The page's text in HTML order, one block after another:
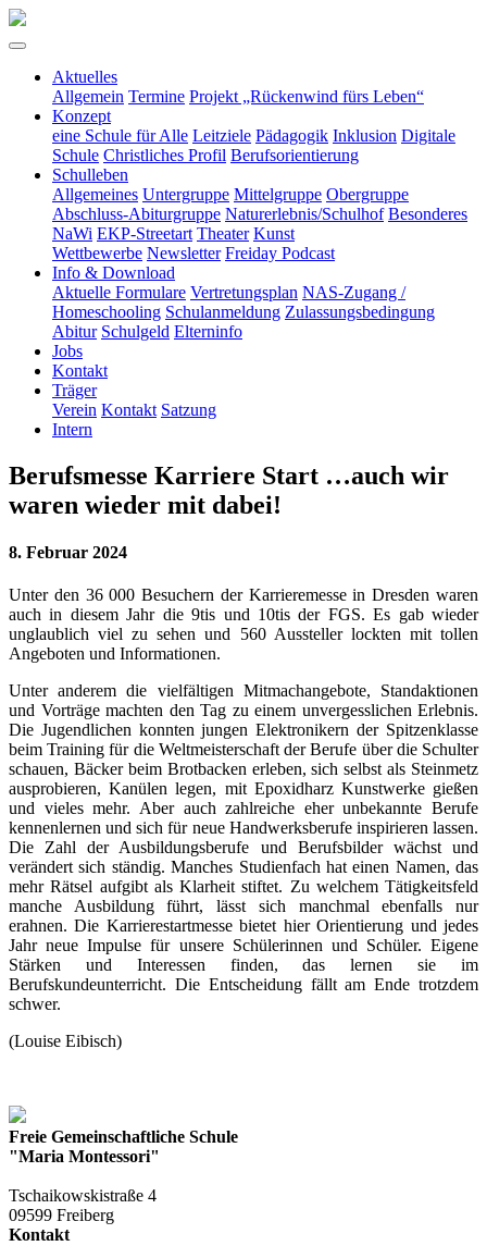
Aktuelles
Allgemein Termine Projekt „Rückenwind fürs Leben“
Konzept
eine Schule für Alle Leitziele Pädagogik Inklusion Digitale
Schule Christliches Profil Berufsorientierung
Schulleben
Allgemeines Untergruppe Mittelgruppe Obergruppe
Abschluss-Abiturgruppe Naturerlebnis/Schulhof Besonderes
NaWi EKP-Streetart Theater Kunst
Wettbewerbe Newsletter Freiday Podcast
Info & Download
Aktuelle Formulare Vertretungsplan NAS-Zugang /
Homeschooling Schulanmeldung Zulassungsbedingung
Abitur Schulgeld Elterninfo
Jobs
Kontakt
Träger
Verein Kontakt Satzung
Intern
Berufsmesse Karriere Start …auch wir
waren wieder mit dabei!
8. Februar 2024
Unter den 36 000 Besuchern der Karrieremesse in Dresden waren
auch in diesem Jahr die 9tis und 10tis der FGS. Es gab wieder
unglaublich viel zu sehen und 560 Aussteller lockten mit tollen
Angeboten und Informationen.
Unter anderem die vielfältigen Mitmachangebote, Standaktionen
und Vorträge machten den Tag zu einem unvergesslichen Erlebnis.
Die Jugendlichen konnten jungen Elektronikern der Spitzenklasse
beim Training für die Weltmeisterschaft der Berufe über die Schulter
schauen, Bäcker beim Brotbacken erleben, sich selbst als Steinmetz
ausprobieren, Kanülen legen, mit Epoxidharz Kunstwerke gießen
und vieles mehr. Aber auch zahlreiche eher unbekannte Berufe
kennenlernen und sich für neue Handwerksberufe inspirieren lassen.
Die Zahl der Ausbildungsberufe und Berufsbilder wächst und
verändert sich ständig. Manches Studienfach hat einen Namen, das
mehr Rätsel aufgibt als Klarheit stiftet. Zu welchem Tätigkeitsfeld
manche Ausbildung führt, lässt sich manchmal ebenfalls nur
erahnen. Die Karrierestartmesse bietet hier Orientierung und jedes
Jahr neue Impulse für unsere Schülerinnen und Schüler. Eigene
Stärken und Interessen finden, das lernen sie im
Berufskundeunterricht. Die Entscheidung fällt am Ende trotzdem
schwer.
(Louise Eibisch)
Freie Gemeinschaftliche Schule
"Maria Montessori"
Tschaikowskistraße 4
09599 Freiberg
Kontakt